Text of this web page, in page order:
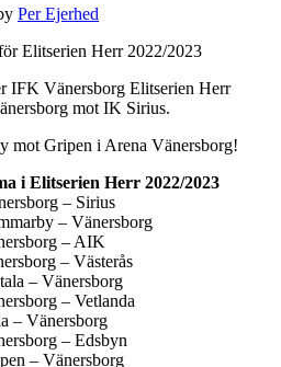
Per Ejerhed
Elitserien Herr 2022/2023
IFK Vänersborg Elitserien Herr
mot IK Sirius.
mot Gripen i Arena Vänersborg!
i Elitserien Herr 2022/2023
– Sirius
– Vänersborg
– AIK
– Västerås
– Vänersborg
– Vetlanda
– Vänersborg
– Edsbyn
– Vänersborg